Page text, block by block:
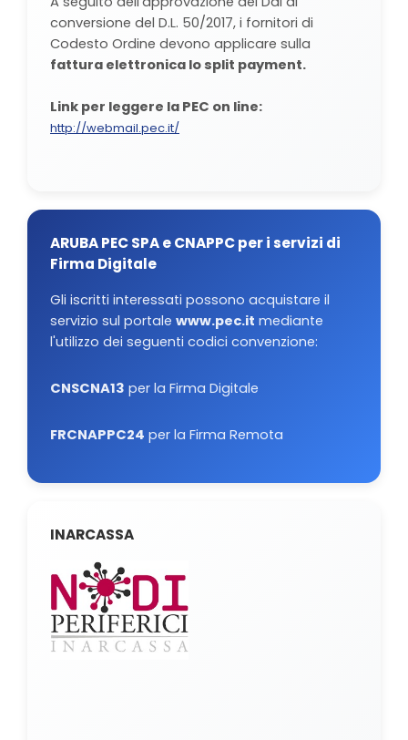
conversione del D.L. 50/2017, i fornitori di
Codesto Ordine devono applicare sulla
fattura elettronica lo split payment.
Link per leggere la PEC on line:
http://webmail.pec.it/
ARUBA PEC SPA e CNAPPC per i servizi di
Firma Digitale
Gli iscritti interessati possono acquistare il
servizio sul portale www.pec.it mediante
l'utilizzo dei seguenti codici convenzione:
CNSCNA13 per la Firma Digitale
FRCNAPPC24 per la Firma Remota
INARCASSA